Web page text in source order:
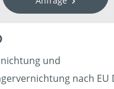
und
nach EU